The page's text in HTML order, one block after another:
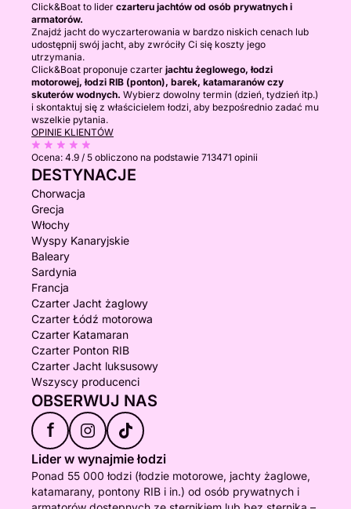
Click&Boat to lider czarteru jachtów od osób prywatnych i
armatorów.
Znajdź jacht do wyczarterowania w bardzo niskich cenach lub
udostępnij swój jacht, aby zwróciły Ci się koszty jego
utrzymania.
Click&Boat proponuje czarter jachtu żeglowego, łodzi
motorowej, łodzi RIB (ponton), barek, katamaranów czy
skuterów wodnych. Wybierz dowolny termin (dzień, tydzień itp.)
i skontaktuj się z właścicielem łodzi, aby bezpośrednio zadać mu
wszelkie pytania.
OPINIE KLIENTÓW
Ocena: 4.9 / 5 obliczono na podstawie 713471 opinii
DESTYNACJE
Chorwacja
Grecja
Włochy
Wyspy Kanaryjskie
Baleary
Sardynia
Francja
Czarter Jacht żaglowy
Czarter Łódź motorowa
Czarter Katamaran
Czarter Ponton RIB
Czarter Jacht luksusowy
Wszyscy producenci
OBSERWUJ NAS
f
Lider w wynajmie łodzi
Ponad 55 000 łodzi (łodzie motorowe, jachty żaglowe,
katamarany, pontony RIB i in.) od osób prywatnych i